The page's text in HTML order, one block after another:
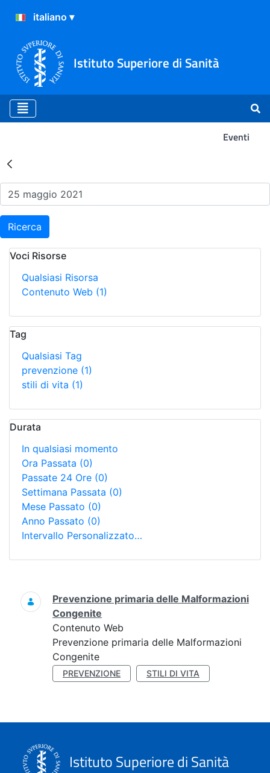
Istituto Superiore di Sanità
Eventi
Risultati della Ricerca -
Ricerca
Voci Risorse
Qualsiasi Risorsa
Contenuto Web (1)
Tag
Qualsiasi Tag
prevenzione (1)
stili di vita (1)
Durata
In qualsiasi momento
Ora Passata (0)
Passate 24 Ore (0)
Settimana Passata (0)
Mese Passato (0)
Anno Passato (0)
Intervallo Personalizzato…
Ricerca
Prevenzione primaria delle Malformazioni
Congenite
Contenuto Web
Prevenzione primaria delle Malformazioni
Congenite
PREVENZIONE STILI DI VITA
Istituto Superiore di Sanità